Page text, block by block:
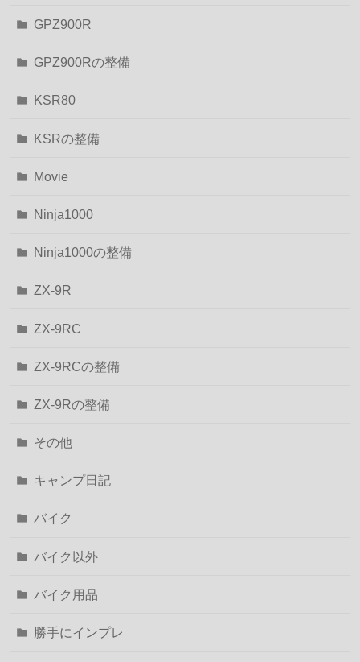
GPZ900R
GPZ900Rの整備
KSR80
KSRの整備
Movie
Ninja1000
Ninja1000の整備
ZX-9R
ZX-9RC
ZX-9RCの整備
ZX-9Rの整備
その他
キャンプ日記
バイク
バイク以外
バイク用品
勝手にインプレ